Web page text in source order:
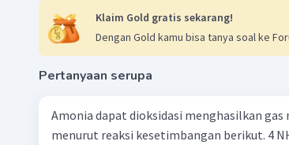
Klaim Gold gratis sekarang!
Dengan Gold kamu bisa tanya soal ke
Pertanyaan serupa
Amonia dapat dioksidasi menghasilkan
menurut reaksi kesetimbangan berikut. 4 NH 3 ​ ( g ) + 5 O 2 ​ ( g ) ⇌ 4